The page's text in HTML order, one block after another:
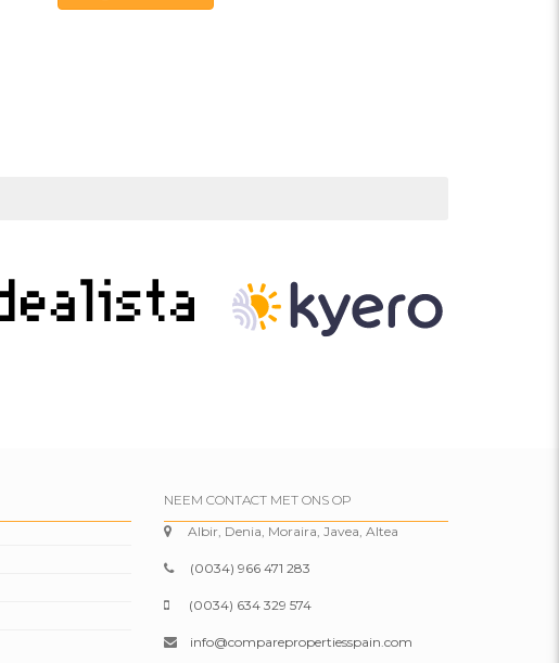
NEEM CONTACT MET ONS OP
Albir, Denia, Moraira, Javea, Altea
(0034) 966 471 283
(0034) 634 329 574
info@comparepropertiesspain.com